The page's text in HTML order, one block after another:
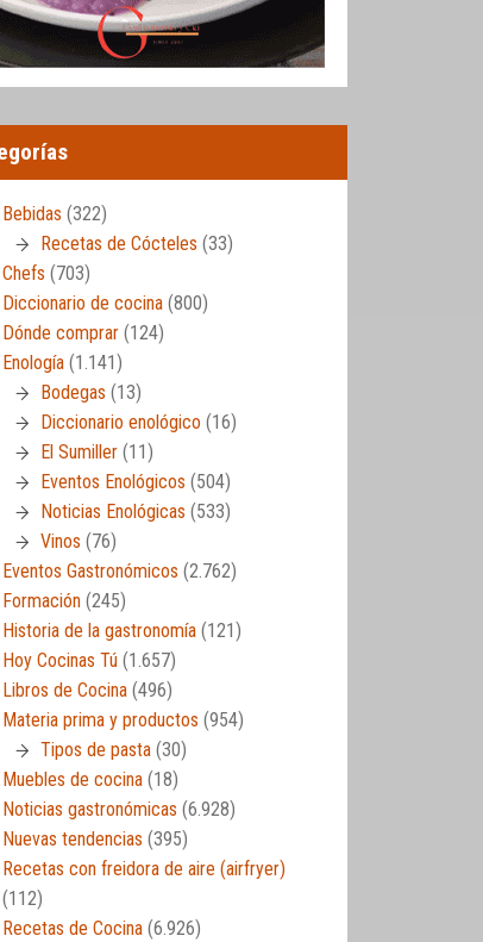
Bebidas (322)
Recetas de Cócteles (33)
Chefs (703)
Diccionario de cocina (800)
Dónde comprar (124)
Enología (1.141)
Bodegas (13)
Diccionario enológico (16)
El Sumiller (11)
Eventos Enológicos (504)
Noticias Enológicas (533)
Vinos (76)
Eventos Gastronómicos (2.762)
Formación (245)
Historia de la gastronomía (121)
Hoy Cocinas Tú (1.657)
Libros de Cocina (496)
Materia prima y productos (954)
Tipos de pasta (30)
Muebles de cocina (18)
Noticias gastronómicas (6.928)
Nuevas tendencias (395)
Recetas con freidora de aire (airfryer)
(112)
Recetas de Cocina (6.926)